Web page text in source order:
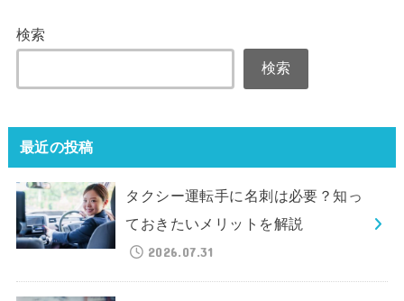
検索
検索
最近の投稿
タクシー運転手に名刺は必要？知っ
ておきたいメリットを解説
2026.07.31